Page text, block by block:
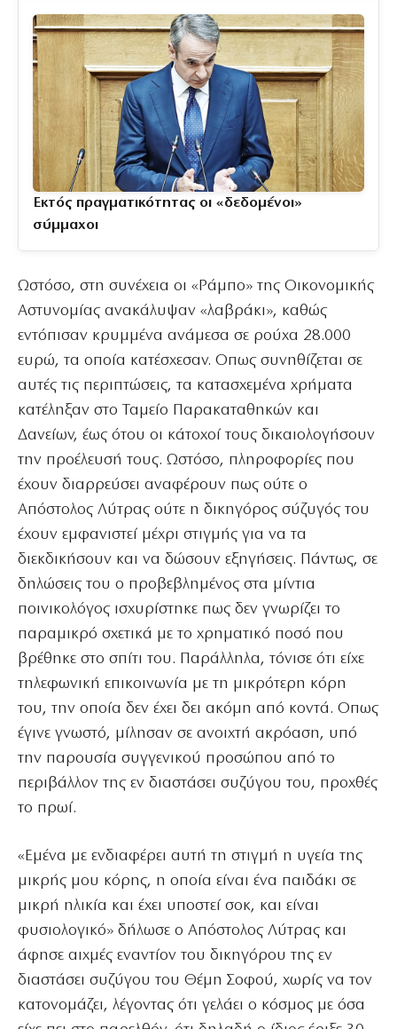
Εκτός πραγματικότητας οι «δεδομένοι»
σύμμαχοι
Ωστόσο, στη συνέχεια οι «Ράμπο» της Οικονομικής
Αστυνομίας ανακάλυψαν «λαβράκι», καθώς
εντόπισαν κρυμμένα ανάμεσα σε ρούχα 28.000
ευρώ, τα οποία κατέσχεσαν. Οπως συνηθίζεται σε
αυτές τις περιπτώσεις, τα κατασχεμένα χρήματα
κατέληξαν στο Ταμείο Παρακαταθηκών και
Δανείων, έως ότου οι κάτοχοί τους δικαιολογήσουν
την προέλευσή τους. Ωστόσο, πληροφορίες που
έχουν διαρρεύσει αναφέρουν πως ούτε ο
Απόστολος Λύτρας ούτε η δικηγόρος σύζυγός του
έχουν εμφανιστεί μέχρι στιγμής για να τα
διεκδικήσουν και να δώσουν εξηγήσεις. Πάντως, σε
δηλώσεις του ο προβεβλημένος στα μίντια
ποινικολόγος ισχυρίστηκε πως δεν γνωρίζει το
παραμικρό σχετικά με το χρηματικό ποσό που
βρέθηκε στο σπίτι του. Παράλληλα, τόνισε ότι είχε
τηλεφωνική επικοινωνία με τη μικρότερη κόρη
του, την οποία δεν έχει δει ακόμη από κοντά. Οπως
έγινε γνωστό, μίλησαν σε ανοιχτή ακρόαση, υπό
την παρουσία συγγενικού προσώπου από το
περιβάλλον της εν διαστάσει συζύγου του, προχθές
το πρωί.
«Εμένα με ενδιαφέρει αυτή τη στιγμή η υγεία της
μικρής μου κόρης, η οποία είναι ένα παιδάκι σε
μικρή ηλικία και έχει υποστεί σοκ, και είναι
φυσιολογικό» δήλωσε ο Απόστολος Λύτρας και
άφησε αιχμές εναντίον του δικηγόρου της εν
διαστάσει συζύγου του Θέμη Σοφού, χωρίς να τον
κατονομάζει, λέγοντας ότι γελάει ο κόσμος με όσα